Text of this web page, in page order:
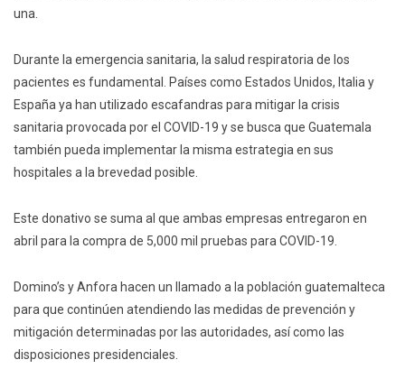
una.
Durante la emergencia sanitaria, la salud respiratoria de los
pacientes es fundamental. Países como Estados Unidos, Italia y
España ya han utilizado escafandras para mitigar la crisis
sanitaria provocada por el COVID-19 y se busca que Guatemala
también pueda implementar la misma estrategia en sus
hospitales a la brevedad posible.
Este donativo se suma al que ambas empresas entregaron en
abril para la compra de 5,000 mil pruebas para COVID-19.
Domino’s y Anfora hacen un llamado a la población guatemalteca
para que continúen atendiendo las medidas de prevención y
mitigación determinadas por las autoridades, así como las
disposiciones presidenciales.